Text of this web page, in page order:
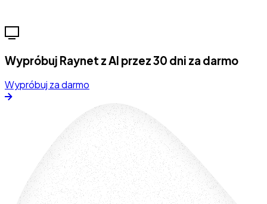
Wypróbuj Raynet z AI przez 30 dni za darmo
Wypróbuj za darmo